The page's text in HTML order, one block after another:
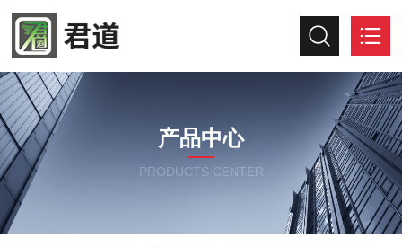
产品中心
PRODUCTS CENTER